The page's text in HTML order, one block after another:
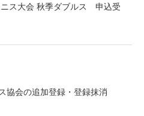
ス大会 秋季ダブルス 申込受
協会の追加登録・登録抹消